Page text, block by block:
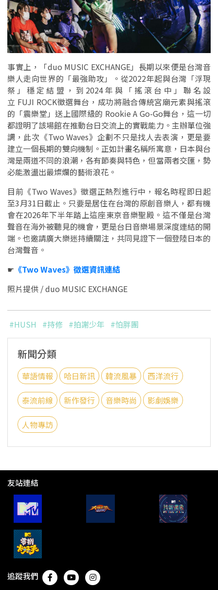
事實上，「duo MUSIC EXCHANGE」長期以來便是台灣音
樂人走向世界的「最強助攻」。從2022年起與台灣「浮現
祭」穩定結盟，到2024年與「搖滾台中」聯名設
立 FUJI ROCK徵選舞台，成功將融合傳統宮廟元素與搖滾
的「震樂堂」送上國際級的 Rookie A Go-Go舞台，這一切
都證明了該場館在推動台日交流上的實戰能力。主辦單位強
調，此次《Two Waves》企劃不只是找人去表演，更是要
建立一個長期的雙向機制。正如計畫名稱所寓意，日本與台
灣是兩道不同的浪潮，各有節奏與特色，但當兩者交匯，勢
必能激盪出最燦爛的藝術浪花。
目前《Two Waves》徵選正熱烈進行中，報名時程即日起
至3月31日截止。只要是居住在台灣的原創音樂人，都有機
會在2026年下半年踏上這座東京音樂聖殿。這不僅是台灣
聲音在海外被聽見的機會，更是台日音樂場景深度連結的開
端。也邀請廣大樂迷持續關注，共同見證下一個登陸日本的
台灣聲音。
☛ 《Two Waves》徵選資訊連結
照片提供 / duo MUSIC EXCHANGE
#HUSH #持修 #拍謝少年 #怕胖團
新聞分類
華語情報 哈日新訊 韓流風暴 西洋流行
泰流前線 新作發行 音樂時尚 影劇娛樂
人物專訪
友站連結
追蹤我們